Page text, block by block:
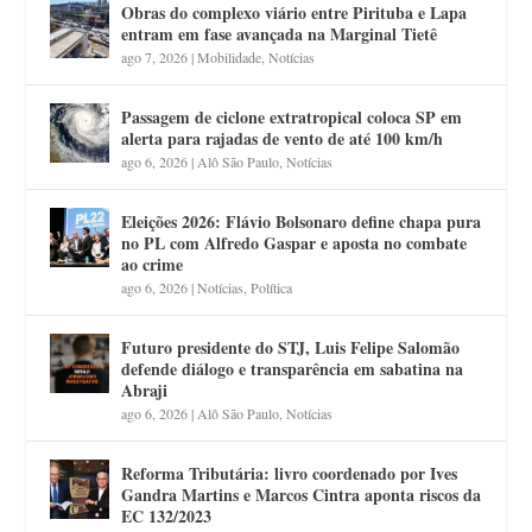
Obras do complexo viário entre Pirituba e Lapa
entram em fase avançada na Marginal Tietê
ago 7, 2026|Mobilidade ,Notícias
Passagem de ciclone extratropical coloca SP em
alerta para rajadas de vento de até 100 km/h
ago 6, 2026| Alô São Paulo ,Notícias
Eleições 2026: Flávio Bolsonaro define chapa pura
no PL com Alfredo Gaspar e aposta no combate
ao crime
ago 6, 2026|Notícias ,Política
Futuro presidente do STJ, Luis Felipe Salomão
defende diálogo e transparência em sabatina na
Abraji
ago 6, 2026| Alô São Paulo ,Notícias
Reforma Tributária: livro coordenado por Ives
Gandra Martins e Marcos Cintra aponta riscos da
EC 132/2023